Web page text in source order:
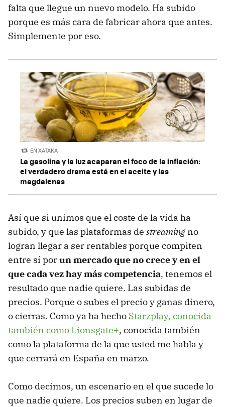
falta que llegue un nuevo modelo. Ha subido
porque es más cara de fabricar ahora que antes.
Simplemente por eso.
EN XATAKA
La gasolina y la luz acaparan el foco de la inflación:
el verdadero drama está en el aceite y las
magdalenas
Así que si unimos que el coste de la vida ha
subido, y que las plataformas de streaming no
logran llegar a ser rentables porque compiten
entre sí porun mercado que no crece y en el
que cada vez hay más competencia, tenemos el
resultado que nadie quiere. Las subidas de
precios. Porque o subes el precio y ganas dinero,
o cierras. Como ya ha hecho Starzplay, conocida
también como Lionsgate+, conocida también
como la plataforma de la que usted me habla y
que cerrará en España en marzo.
Como decimos, un escenario en el que sucede lo
que nadie quiere. Los precios suben en lugar de